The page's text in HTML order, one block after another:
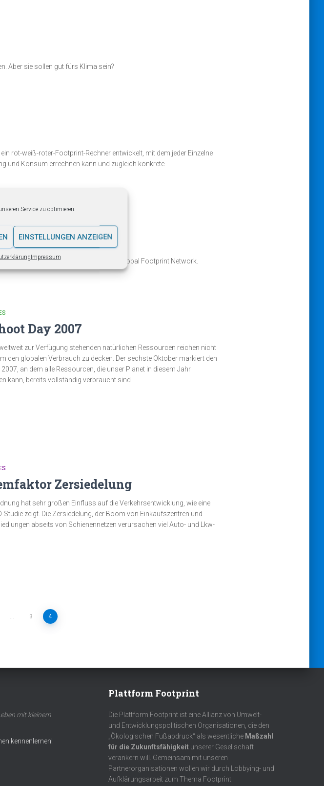
Service zu optimieren.
EINSTELLUNGEN ANZEIGEN
Impressum
Aber sie sollen gut fürs Klima sein?
rot-weiß-roter-Footprint-Rechner entwickelt, mit dem jeder Einzelne
und Konsum errechnen kann und zugleich konkrete
ist eine Kooperation mit dem Global Footprint Network.
Day 2007
zur Verfügung stehenden natürlichen Ressourcen reichen nicht
den globalen Verbrauch zu decken. Der sechste Oktober markiert den
an dem alle Ressourcen, die unser Planet in diesem Jahr
kann, bereits vollständig verbraucht sind.
Zersiedelung
hat sehr großen Einfluss auf die Verkehrsentwicklung, wie eine
Studie zeigt. Die Zersiedelung, der Boom von Einkaufszentren und
abseits von Schienennetzen verursachen viel Auto- und Lkw-
… 3 4
mit kleinem
kennenlernen!
Plattform Footprint
Die Plattform Footprint ist eine Allianz von Umwelt-
und Entwicklungspolitischen Organisationen, die den
„Ökologischen Fußabdruck“ als wesentliche Maßzahl
für die Zukunftsfähigkeit unserer Gesellschaft
verankern will. Gemeinsam mit unseren
Partnerorganisationen wollen wir durch Lobbying- und
Aufklärungsarbeit zum Thema Footprint